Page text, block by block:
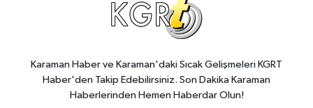
Karaman Haber ve Karaman'daki Sıcak Gelişmeleri KGRT
Haber'den Takip Edebilirsiniz. Son Dakika Karaman
Haberlerinden Hemen Haberdar Olun!